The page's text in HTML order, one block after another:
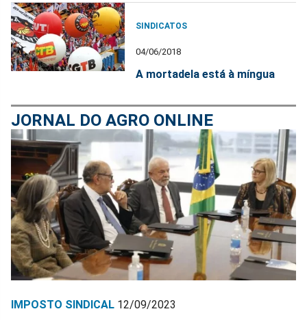
SINDICATOS
04/06/2018
A mortadela está à míngua
JORNAL DO AGRO ONLINE
IMPOSTO SINDICAL 12/09/2023